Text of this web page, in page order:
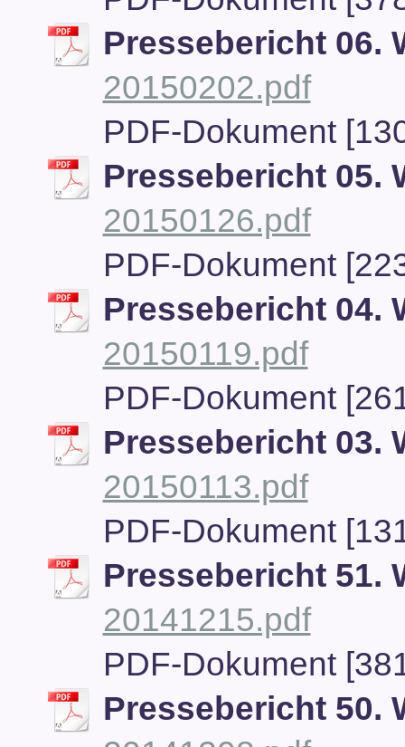
Pressebericht 06.
20150202.pdf
PDF-Dokument
Pressebericht 05.
20150126.pdf
PDF-Dokument
Pressebericht 04.
20150119.pdf
PDF-Dokument
Pressebericht 03.
20150113.pdf
PDF-Dokument
Pressebericht 51.
20141215.pdf
PDF-Dokument
Pressebericht 50.